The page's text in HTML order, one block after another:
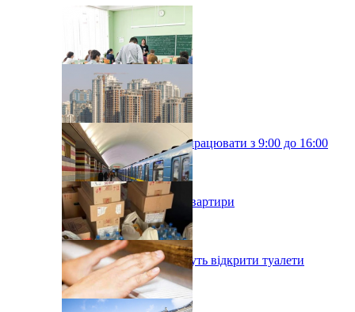
Київські школи будуть працювати з 9:00 до 16:00
У Києві подорожчали квартири
У київському метро хочуть відкрити туалети